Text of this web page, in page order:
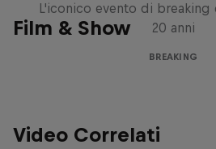
Film & Show
L'iconico evento di
20 anni
BREAKING
Video Correlati